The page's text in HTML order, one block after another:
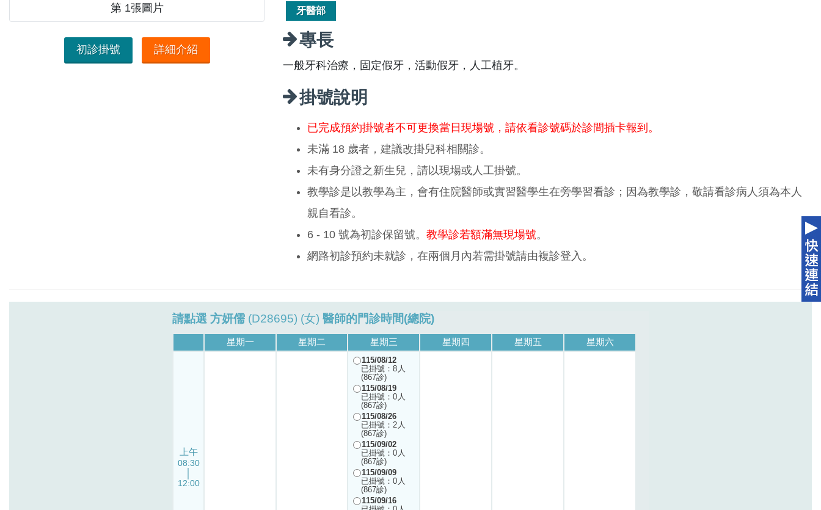
初診掛號 詳細介紹
牙醫部
專長
一般牙科治療，固定假牙，活動假牙，人工植牙。
掛號說明
已完成預約掛號者不可更換當日現場號，請依看診號碼於診間插卡報到。
未滿 18 歲者，建議改掛兒科相關診。
未有身分證之新生兒，請以現場或人工掛號。
教學診是以教學為主，會有住院醫師或實習醫學生在旁學習看診；因為教學診，敬請看診病人須為本人
親自看診。
6 - 10 號為初診保留號。 教學診若額滿無現場號。
網路初診預約未就診，在兩個月內若需掛號請由複診登入。